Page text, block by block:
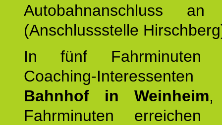
Autobahnanschluss
(Anschlussstelle
In fünf Fahrminuten
Coaching-
Bahnhof in Weinheim,
Fahrminuten